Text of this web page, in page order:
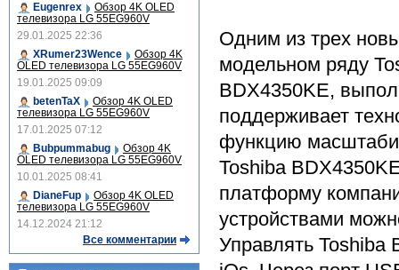
Одним из трех
модельном ряду
BDX4350KE,
поддерживает
функцию
Toshiba
платформу
устройствами
Управлять Toshiba
Eugenrex
Обзор 4K OLED
телевизора LG 55EG960V
29.01.2025 22:36
XRumer23Wence
Обзор 4K
OLED телевизора LG 55EG960V
19.01.2025 09:09
betenTaX
Обзор 4K OLED
телевизора LG 55EG960V
17.01.2025 07:12
Bubpummabug
Обзор 4K
OLED телевизора LG 55EG960V
10.01.2025 08:41
DianeFup
Обзор 4K OLED
телевизора LG 55EG960V
14.12.2024 21:12
Все комментарии